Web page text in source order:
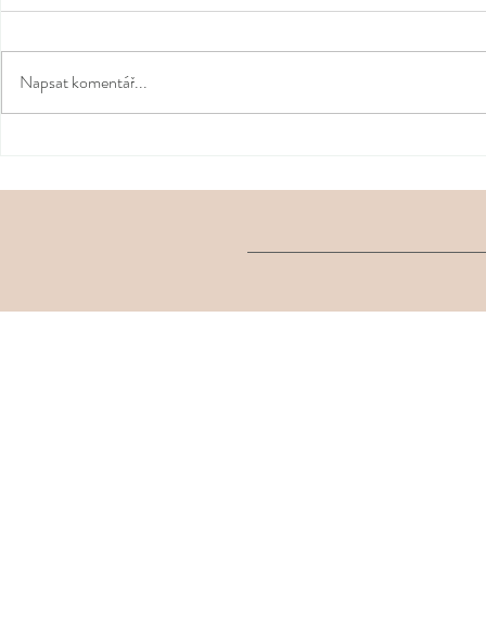
Napsat komentář...